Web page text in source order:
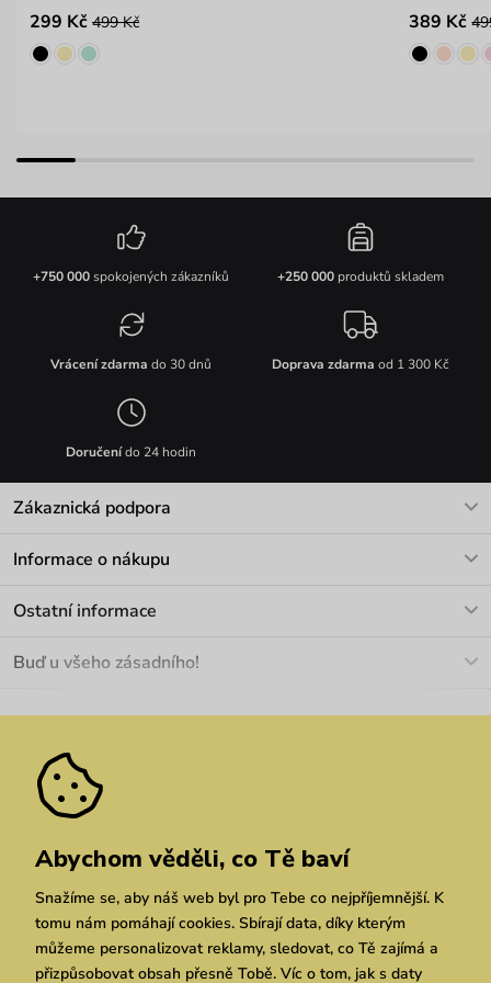
299 Kč 499 Kč 389 Kč
+750 000spokojených zákazníků +250 000produktů skladem
Vrácení zdarma do 30 dnů Doprava zdarma od 1 300 Kč
Doručenído 24 hodin
Zákaznická podpora
Informace o nákupu
Materiály a údržba
Pozáruční opravy
Ostatní informace
Velkoobchod
We Care
Dárkové poukazy
Vuchlook
Prodejny
Praha Brno Chrudim
Buď u všeho zásadního!
Zásady ochrany osobních údajů
Abychom věděli, co Tě baví
Snažíme se, aby náš web byl pro Tebe co nejpříjemnější. K
tomu nám pomáhají cookies. Sbírají data, díky kterým
můžeme personalizovat reklamy, sledovat, co Tě zajímá a
přizpůsobovat obsah přesně Tobě. Víc o tom, jak s daty